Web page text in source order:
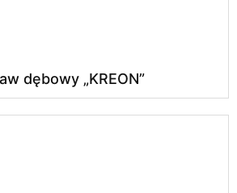
dębowy „KREON”